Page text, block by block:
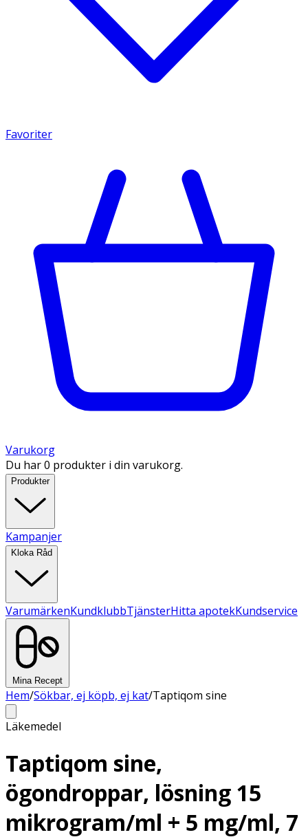
Favoriter
Varukorg
Du har 0 produkter i din varukorg.
Produkter
Kampanjer
Kloka Råd
VarumärkenKundklubbTjänsterHitta apotekKundservice
Mina Recept
Hem/Sökbar, ej köpb, ej kat/Taptiqom sine
Läkemedel
Taptiqom sine,
ögondroppar, lösning 15
mikrogram/ml + 5 mg/ml, 7